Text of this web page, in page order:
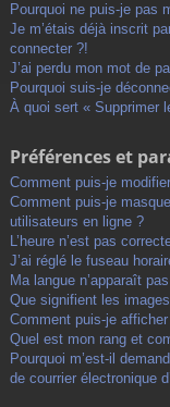
Pourquoi ne puis-je pas
Je m’étais déjà inscrit
connecter ?!
J’ai perdu mon mot de
Pourquoi suis-je
À quoi sert « Supprimer
Préférences et
Comment puis-je
Comment puis-je
utilisateurs en ligne ?
L’heure n’est pas
J’ai réglé le fuseau
Ma langue n’apparaît
Que signifient les
Comment puis-je
Quel est mon rang et
Pourquoi m’est-il
de courrier électronique